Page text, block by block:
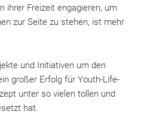
ihrer Freizeit engagieren, um
zur Seite zu stehen, ist mehr
und Initiativen um den
großer Erfolg für Youth-Life-
unter so vielen tollen und
hat.